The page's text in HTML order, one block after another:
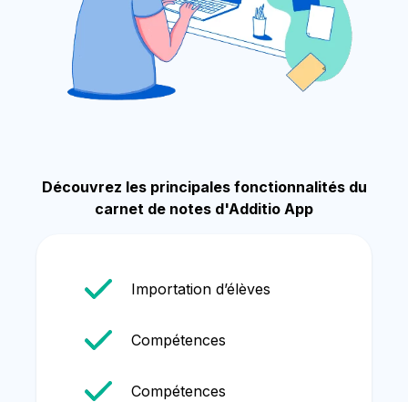
Découvrez les principales fonctionnalités du
carnet de notes d'Additio App
Importation d’élèves
Compétences
Compétences